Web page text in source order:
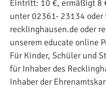
Eintritt: 10 €, ermäßigt 8
unter 02361- 23134
recklinghausen.de oder
unserem educate online
Für Kinder, Schüler und
für Inhaber des
Inhaber der